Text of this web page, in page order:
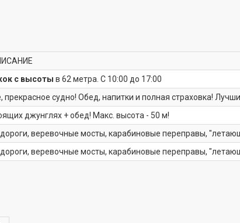
с высоты в 62 метра. С 10:00 до 17:00
судно! Обед, напитки и полная страховка!
джунглях + обед! Макс. высота - 50 м!
веревочные мосты, карабиновые переправы,
веревочные мосты, карабиновые переправы,